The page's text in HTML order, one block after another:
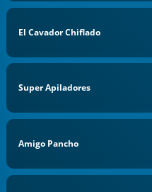
El Cavador Chiflado
Super Apiladores
Amigo Pancho